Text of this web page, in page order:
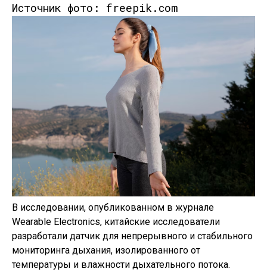
Источник фото: freepik.com
В исследовании, опубликованном в журнале
Wearable Electronics, китайские исследователи
разработали датчик для непрерывного и стабильного
мониторинга дыхания, изолированного от
температуры и влажности дыхательного потока.